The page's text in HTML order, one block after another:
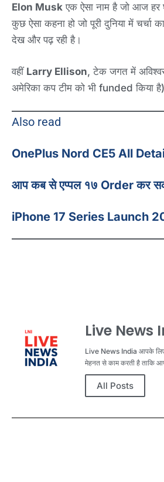
Elon Musk एक ऐसा नाम है जो आज हर
कुछ ऐसा कहना हो जो पूरी दुनिया में चर्चा
देख और पढ़ रही है।
वहीं Larry Ellison, टेक जगत में
अमेरिका कप टीम को भी funded किया
Also read
OnePlus Nord CE5 All
आप कब से एप्पल १७ Order कर
iPhone 17 Series Launch
Live News
Live News India आपके लिए
मेहनत से काम करती है ताकि
All Posts